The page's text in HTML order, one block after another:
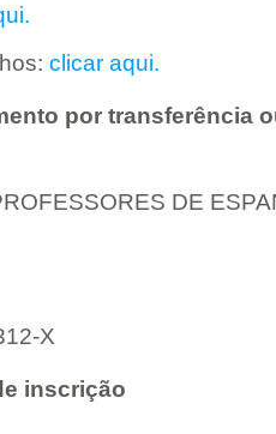
clicar aqui.
por transferência
DE
X
inscrição